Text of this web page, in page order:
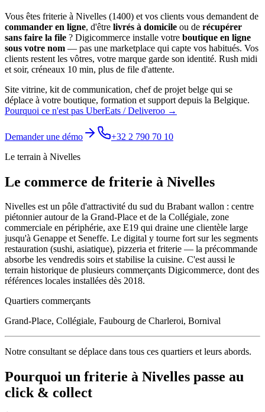
Vous êtes friterie à Nivelles (1400) et vos clients vous demandent de
commander en ligne, d'être livrés à domicile ou de récupérer
sans faire la file ? Digicommerce installe votre boutique en ligne
sous votre nom — pas une marketplace qui capte vos habitués. Vos
clients restent les vôtres, votre marque garde son identité. Rush midi
et soir, créneaux 10 min, plus de file d'attente.
Site vitrine, kit de communication, chef de projet belge qui se
déplace à votre boutique, formation et support depuis la Belgique.
Pourquoi ce n'est pas UberEats / Deliveroo →
Demander une démo
+32 2 790 70 10
Le terrain à Nivelles
Le commerce de friterie à Nivelles
Nivelles est un pôle d'attractivité du sud du Brabant wallon : centre
piétonnier autour de la Grand-Place et de la Collégiale, zone
commerciale en périphérie, axe E19 qui draine une clientèle large
jusqu'à Genappe et Seneffe. Le digital y tourne fort sur les segments
restauration (sushi, asiatique), pizzeria et friterie — la précommande
absorbe les vendredis soirs et stabilise la cuisine. C'est aussi le
terrain historique de plusieurs commerçants Digicommerce, dont des
références locales installées dès 2018.
Quartiers commerçants
Grand-Place, Collégiale, Faubourg de Charleroi, Bornival
Notre consultant se déplace dans tous ces quartiers et leurs abords.
Pourquoi un friterie à Nivelles passe au
click & collect